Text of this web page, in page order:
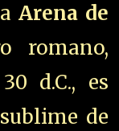
Arena de
romano,
d.C., es
de